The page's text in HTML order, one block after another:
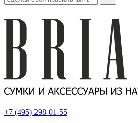
+7 (495) 298-01-55